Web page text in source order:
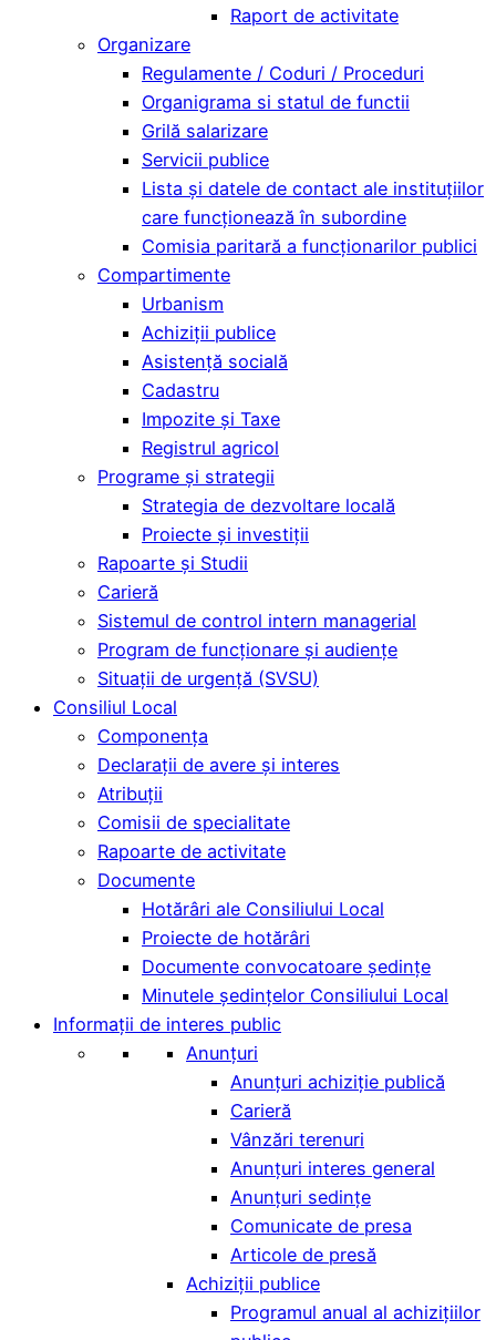
Raport de activitate
Organizare
Regulamente / Coduri / Proceduri
Organigrama si statul de functii
Grilă salarizare
Servicii publice
Lista și datele de contact ale instituțiilor
care funcționează în subordine
Comisia paritară a funcţionarilor publici
Compartimente
Urbanism
Achiziții publice
Asistență socială
Cadastru
Impozite și Taxe
Registrul agricol
Programe și strategii
Strategia de dezvoltare locală
Proiecte și investiții
Rapoarte și Studii
Carieră
Sistemul de control intern managerial
Program de funcționare și audiențe
Situații de urgență (SVSU)
Consiliul Local
Componența
Declarații de avere și interes
Atribuții
Comisii de specialitate
Rapoarte de activitate
Documente
Hotărâri ale Consiliului Local
Proiecte de hotărâri
Documente convocatoare ședințe
Minutele şedinţelor Consiliului Local
Informații de interes public
Anunțuri
Anunțuri achiziție publică
Carieră
Vânzări terenuri
Anunțuri interes general
Anunțuri sedințe
Comunicate de presa
Articole de presă
Achiziții publice
Programul anual al achizițiilor